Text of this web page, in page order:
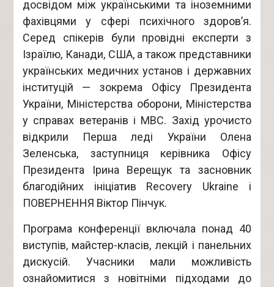
досвідом між українськими та іноземними
фахівцями у сфері психічного здоров’я.
Серед спікерів були провідні експерти з
Ізраїлю, Канади, США, а також представники
українських медичних установ і державних
інституцій — зокрема Офісу Президента
України, Міністерства оборони, Міністерства
у справах ветеранів і МВС. Захід урочисто
відкрили Перша леді України Олена
Зеленська, заступниця керівника Офісу
Президента Ірина Верещук та засновник
благодійних ініціатив Recovery Ukraine і
ПОВЕРНЕННЯ Віктор Пінчук.
Програма конференції включала понад 40
виступів, майстер-класів, лекцій і панельних
дискусій. Учасники мали можливість
ознайомитися з новітніми підходами до